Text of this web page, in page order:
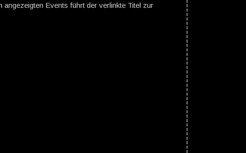
Events führt der verlinkte Titel zur